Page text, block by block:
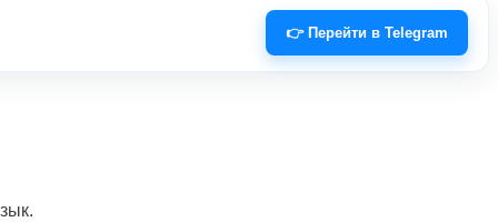
👉 Перейти в Telegram